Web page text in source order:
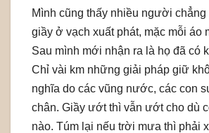
Mình cũng thấy nhiều người chẳng
giầy ở vạch xuất phát, mặc mỗi áo
Sau mình mới nhận ra là họ đã có
Chỉ vài km những giải pháp giữ
nghĩa do các vũng nước, các con
chân. Giầy ướt thì vẫn ướt cho dù
nào. Túm lại nếu trời mưa thì phải